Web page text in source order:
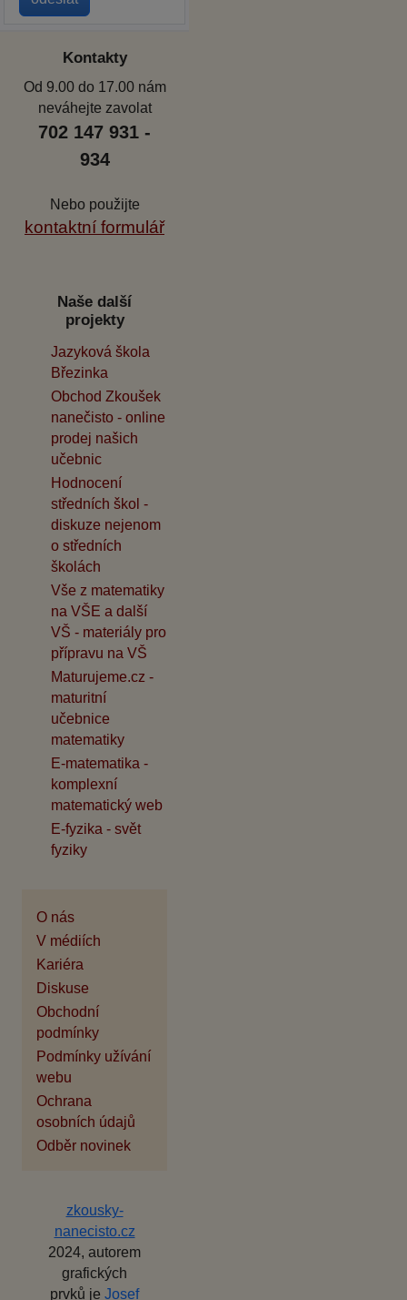
Kontakty
Od 9.00 do 17.00 nám
neváhejte zavolat
702 147 931 -
934
Nebo použijte
kontaktní formulář
Naše další
projekty
Jazyková škola
Březinka
Obchod Zkoušek
nanečisto - online
prodej našich
učebnic
Hodnocení
středních škol -
diskuze nejenom
o středních
školách
Vše z matematiky
na VŠE a další
VŠ - materiály pro
přípravu na VŠ
Maturujeme.cz -
maturitní
učebnice
matematiky
E-matematika -
komplexní
matematický web
E-fyzika - svět
fyziky
O nás
V médiích
Kariéra
Diskuse
Obchodní
podmínky
Podmínky užívání
webu
Ochrana
osobních údajů
Odběr novinek
zkousky-
nanecisto.cz
2024, autorem
grafických
prvků je Josef